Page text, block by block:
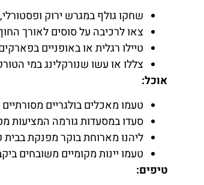
שחקו גולף במגרש ירוק
צאו לרכיבה על סוסים לאורך
טיילו רגלית או באופניים
צללו או עשו שנורקלינג במי
אוכל:
טעמו מאכלים בולגריים מסורתיים
סעדו במסעדות גורמה המציעות
ליהנו מארוחת בוקר מפנקת
טעמו יינות מקומיים משובחים
טיפים: